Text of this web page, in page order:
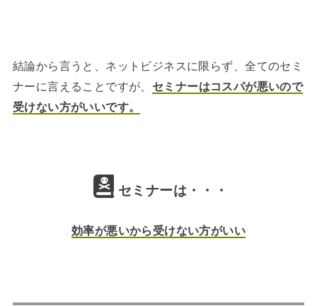
結論から言うと、ネットビジネスに限らず、全てのセミ
ナーに言えることですが、 セミナーはコスパが悪いので
受けない方がいいです。
セミナーは・・・
効率が悪いから受けない方がいい